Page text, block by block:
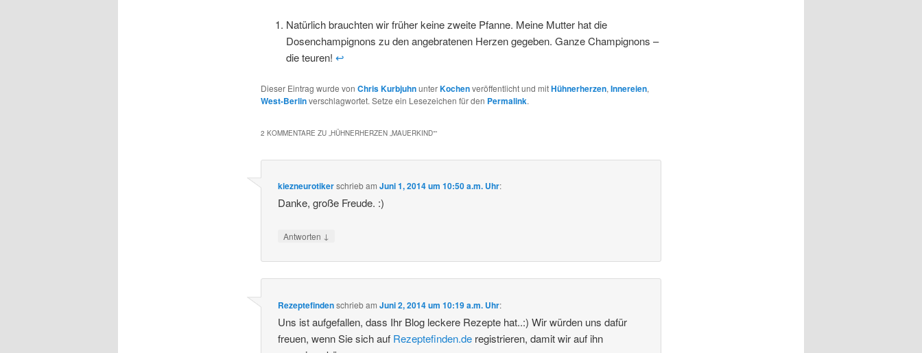
Natürlich brauchten wir früher keine zweite Pfanne. Meine Mutter hat die
Dosenchampignons zu den angebratenen Herzen gegeben. Ganze Champignons –
die teuren!↩
Dieser Eintrag wurde von Chris KurbjuhnunterKochenveröffentlicht und mitHühnerherzen, Innereien,
West-Berlinverschlagwortet. Setze ein Lesezeichen für den Permalink.
2 KOMMENTARE ZU „ HÜHNERHERZEN „MAUERKIND““
kiezneurotikerschriebamJuni 1, 2014 um 10:50 a.m. Uhr:
Danke, große Freude. :)
Antworten ↓
RezeptefindenschriebamJuni 2, 2014 um 10:19 a.m. Uhr:
Uns ist aufgefallen, dass Ihr Blog leckere Rezepte hat..:) Wir würden uns dafür
freuen, wenn Sie sich auf Rezeptefinden.de registrieren, damit wir auf ihn